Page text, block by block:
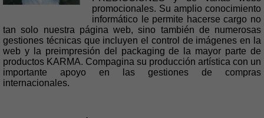
promocionales. Su amplio conocimiento
informático le permite hacerse cargo no
tan solo nuestra página web, sino también de numerosas
gestiones técnicas que incluyen el control de imágenes en la
web y la preimpresión del packaging de la mayor parte de
productos KARMA. Compagina su producción artística con un
importante apoyo en las gestiones de compras
internacionales.